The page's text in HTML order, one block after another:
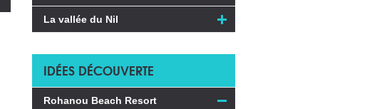
La vallée du Nil
IDÉES DÉCOUVERTE
Rohanou Beach Resort